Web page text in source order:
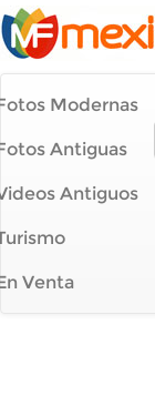
Modernas
Antiguas
Antiguos
Venta